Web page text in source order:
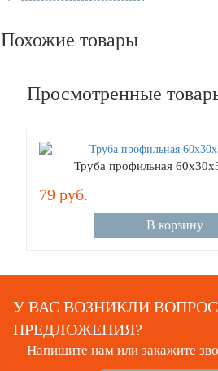
Похожие товары
Просмотренные
Труба профильная
79 руб.
В корзину
У ВАС ВОЗНИКЛИ
ПРЕДЛОЖЕНИЯ?
Напишите нам или закажите